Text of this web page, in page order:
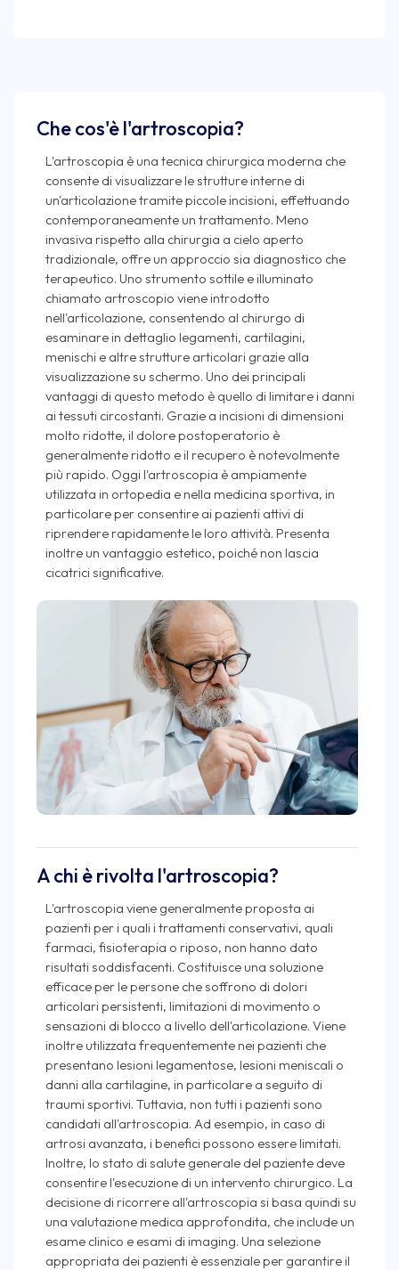
Che cos'è l'artroscopia?
L'artroscopia è una tecnica chirurgica moderna che
consente di visualizzare le strutture interne di
un'articolazione tramite piccole incisioni, effettuando
contemporaneamente un trattamento. Meno
invasiva rispetto alla chirurgia a cielo aperto
tradizionale, offre un approccio sia diagnostico che
terapeutico. Uno strumento sottile e illuminato
chiamato artroscopio viene introdotto
nell'articolazione, consentendo al chirurgo di
esaminare in dettaglio legamenti, cartilagini,
menischi e altre strutture articolari grazie alla
visualizzazione su schermo. Uno dei principali
vantaggi di questo metodo è quello di limitare i danni
ai tessuti circostanti. Grazie a incisioni di dimensioni
molto ridotte, il dolore postoperatorio è
generalmente ridotto e il recupero è notevolmente
più rapido. Oggi l'artroscopia è ampiamente
utilizzata in ortopedia e nella medicina sportiva, in
particolare per consentire ai pazienti attivi di
riprendere rapidamente le loro attività. Presenta
inoltre un vantaggio estetico, poiché non lascia
cicatrici significative.
A chi è rivolta l'artroscopia?
L'artroscopia viene generalmente proposta ai
pazienti per i quali i trattamenti conservativi, quali
farmaci, fisioterapia o riposo, non hanno dato
risultati soddisfacenti. Costituisce una soluzione
efficace per le persone che soffrono di dolori
articolari persistenti, limitazioni di movimento o
sensazioni di blocco a livello dell'articolazione. Viene
inoltre utilizzata frequentemente nei pazienti che
presentano lesioni legamentose, lesioni meniscali o
danni alla cartilagine, in particolare a seguito di
traumi sportivi. Tuttavia, non tutti i pazienti sono
candidati all'artroscopia. Ad esempio, in caso di
artrosi avanzata, i benefici possono essere limitati.
Inoltre, lo stato di salute generale del paziente deve
consentire l'esecuzione di un intervento chirurgico. La
decisione di ricorrere all'artroscopia si basa quindi su
una valutazione medica approfondita, che include un
esame clinico e esami di imaging. Una selezione
appropriata dei pazienti è essenziale per garantire il